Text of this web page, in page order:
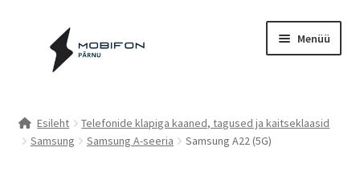
navigeerimisele
Menüü
Kassa
Esileht
Telefonide klapiga kaaned, tagused ja kaitseklaasid
Samsung
Samsung A-seeria Samsung A22 (5G)